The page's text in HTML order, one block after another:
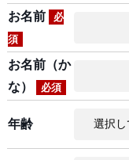
お名前
必
須
お名前（か
な）
必須
年齢